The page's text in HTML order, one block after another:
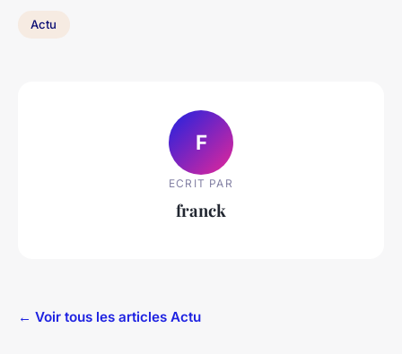
Actu
F
ECRIT PAR
franck
← Voir tous les articles Actu